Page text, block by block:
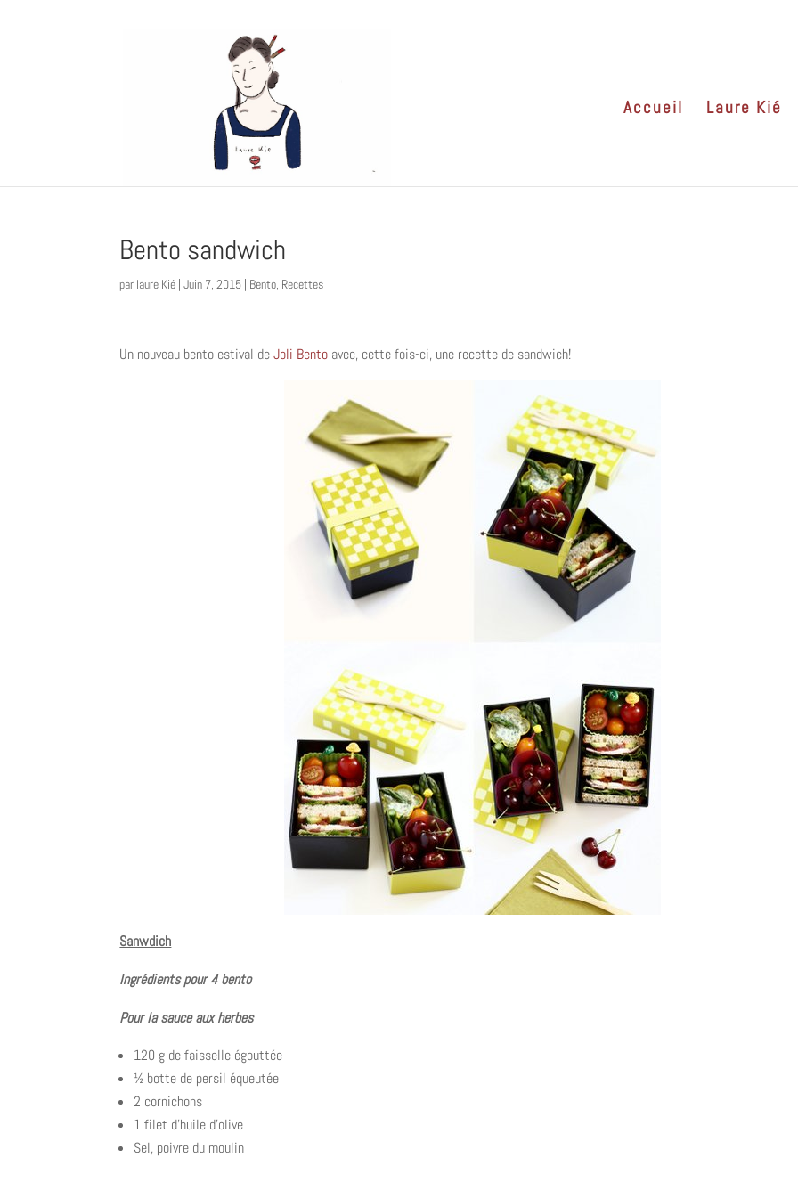
Accueil Laure Kié
Bento sandwich
par laure Kié |Juin 7, 2015 | Bento, Recettes
Un nouveau bento estival deJoli Bento avec, cette fois-ci, une recette de sandwich!
Sanwdich
Ingrédients pour 4 bento
Pour la sauce aux herbes
120 g de faisselle égouttée
½ botte de persil équeutée
2 cornichons
1 filet d’huile d’olive
Sel, poivre du moulin